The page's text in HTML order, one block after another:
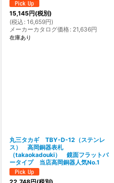
15,145円(税別)
(税込 : 16,659円)
メーカーカタログ価格: 21,636円
在庫あり
丸三タカギ TBY-D-12（ステンレ
ス） 高岡銅器表札
（takaokadouki） 鏡面フラットバ
ータイプ 当店高岡銅器人気No.1